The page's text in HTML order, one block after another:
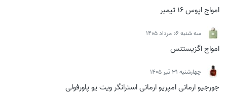
امواج اپوس 16 تیمبر
سه شنبه 06 مرداد 1405
امواج اگزیستنس
چهارشنبه 31 تیر 1405
جورجیو ارمانی امپریو ارمانی استرانگر ویت یو پاورفولی